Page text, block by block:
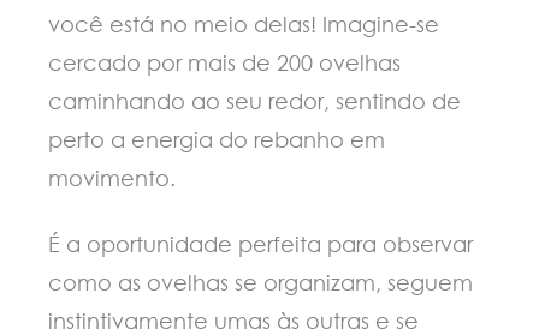
você está no meio delas! Imagine-se
cercado por mais de 200 ovelhas
caminhando ao seu redor, sentindo de
perto a energia do rebanho em
movimento.
É a oportunidade perfeita para observar
como as ovelhas se organizam, seguem
instintivamente umas às outras e se